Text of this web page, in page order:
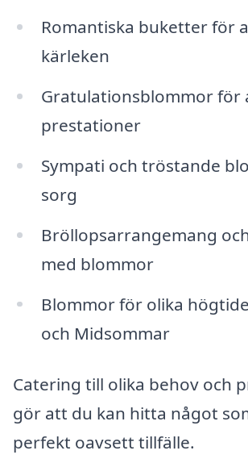
Romantiska buketter för
kärleken
Gratulationsblommor för
prestationer
Sympati och tröstande
sorg
Bröllopsarrangemang
med blommor
Blommor för olika
och Midsommar
Catering till olika behov och
gör att du kan hitta något
perfekt oavsett tillfälle.